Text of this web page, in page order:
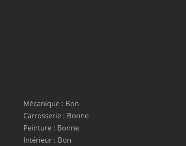
Mécanique : Bon
Carrosserie : Bonne
Peinture : Bonne
Intérieur : Bon